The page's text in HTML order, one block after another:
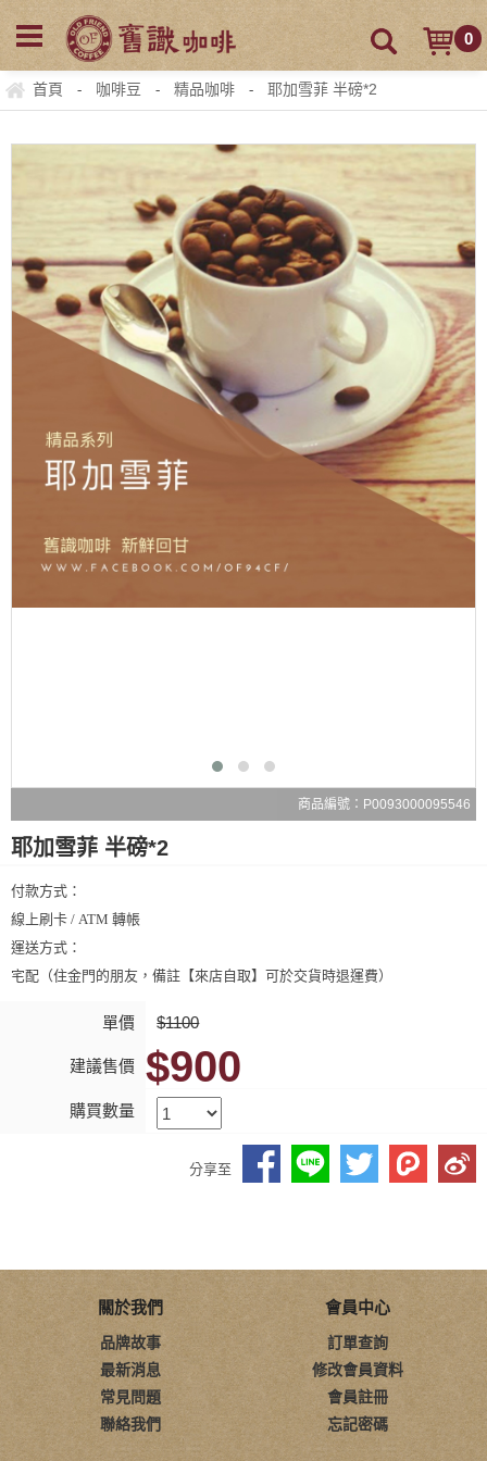
0
首頁 - 咖啡豆 - 精品咖啡 - 耶加雪菲 半磅*2
商品編號：P0093000095546
耶加雪菲 半磅*2
付款方式：
線上刷卡 / ATM 轉帳
運送方式：
宅配（住金門的朋友，備註【來店自取】可於交貨時退運費）
單價 $1100
建議售價 $900
購買數量
分享至
關於我們
品牌故事
最新消息
常見問題
聯絡我們
會員中心
訂單查詢
修改會員資料
會員註冊
忘記密碼